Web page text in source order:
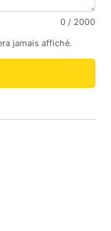
0 / 2000
jamais affiché.